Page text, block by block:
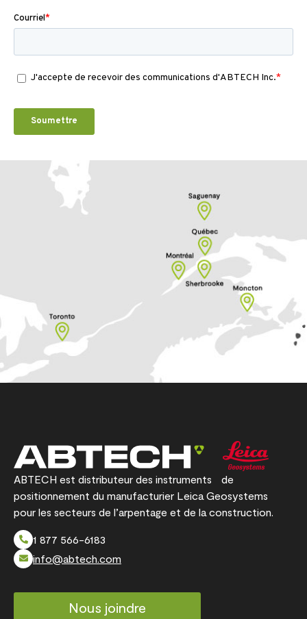
ABTECH est distributeur des instruments de
positionnement du manufacturier Leica Geosystems
pour les secteurs de l’arpentage et de la construction.
1 877 566-6183
info@abtech.com
Nous joindre